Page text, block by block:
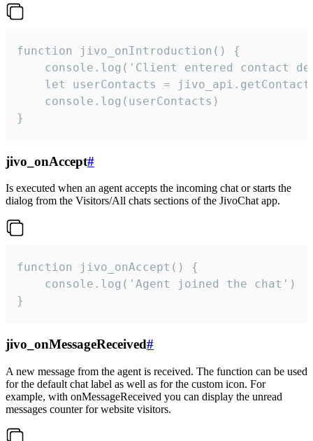
function jivo_onIntroduction() {
console.log('Client entered contact
let userContacts =
    console.log(userContacts)
}
jivo_onAccept#
Is executed when an agent accepts the incoming chat or starts the
dialog from the Visitors/All chats sections of the JivoChat app.
function jivo_onAccept() {
}
jivo_onMessageReceived#
A new message from the agent is received. The function can be used
for the default chat label as well as for the custom icon. For
example, with onMessageReceived you can display the unread
messages counter for website visitors.